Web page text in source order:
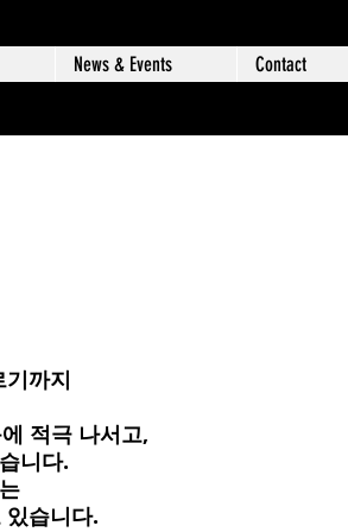
News & Events Contact
까지
적극 나서고,
니다.
습니다.